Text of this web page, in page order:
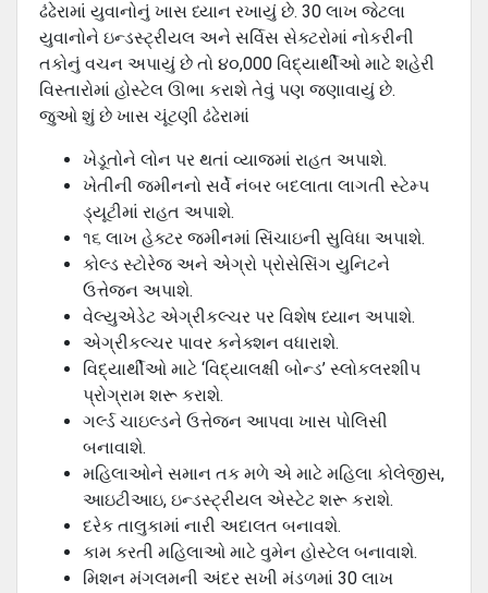
ઢંઢેરામાં યુવાનોનું ખાસ ધ્યાન રખાયું છે. 30 લાખ જેટલા
યુવાનોને ઇન્ડસ્ટ્રીયલ અને સર્વિસ સેક્ટરોમાં નોકરીની
તકોનું વચન અપાયું છે તો ૪૦,000 વિદ્યાર્થીઓ માટે શહેરી
વિસ્તારોમાં હોસ્ટેલ ઊભા કરાશે તેવું પણ જણાવાયું છે.
જુઓ શું છે ખાસ ચૂંટણી ઢંઢેરામાં
ખેડૂતોને લોન પર થતાં વ્યાજમાં રાહત અપાશે.
ખેતીની જમીનનો સર્વે નંબર બદલાતા લાગતી સ્ટેમ્પ
ડ્યૂટીમાં રાહત અપાશે.
૧૬ લાખ હેક્ટર જમીનમાં સિંચાઇની સુવિધા અપાશે.
કોલ્ડ સ્ટોરેજ અને એગ્રો પ્રોસેસિંગ યુનિટને
ઉત્તેજન અપાશે.
વેલ્યુએડેટ એગ્રીકલ્ચર પર વિશેષ ધ્યાન અપાશે.
એગ્રીકલ્ચર પાવર કનેક્શન વધારાશે.
વિદ્યાર્થીઓ માટે ‘વિદ્યાલક્ષી બોન્ડ’ સ્લોકલરશીપ
પ્રોગ્રામ શરૂ કરાશે.
ગર્લ્ડ ચાઇલ્ડને ઉત્તેજન આપવા ખાસ પોલિસી
બનાવાશે.
મહિલાઓને સમાન તક મળે એ માટે મહિલા કોલેજીસ,
આઇટીઆઇ, ઇન્ડસ્ટ્રીયલ એસ્ટેટ શરૂ કરાશે.
દરેક તાલુકામાં નારી અદાલત બનાવશે.
કામ કરતી મહિલાઓ માટે વુમેન હોસ્ટેલ બનાવાશે.
મિશન મંગલમની અંદર સખી મંડળમાં 30 લાખ